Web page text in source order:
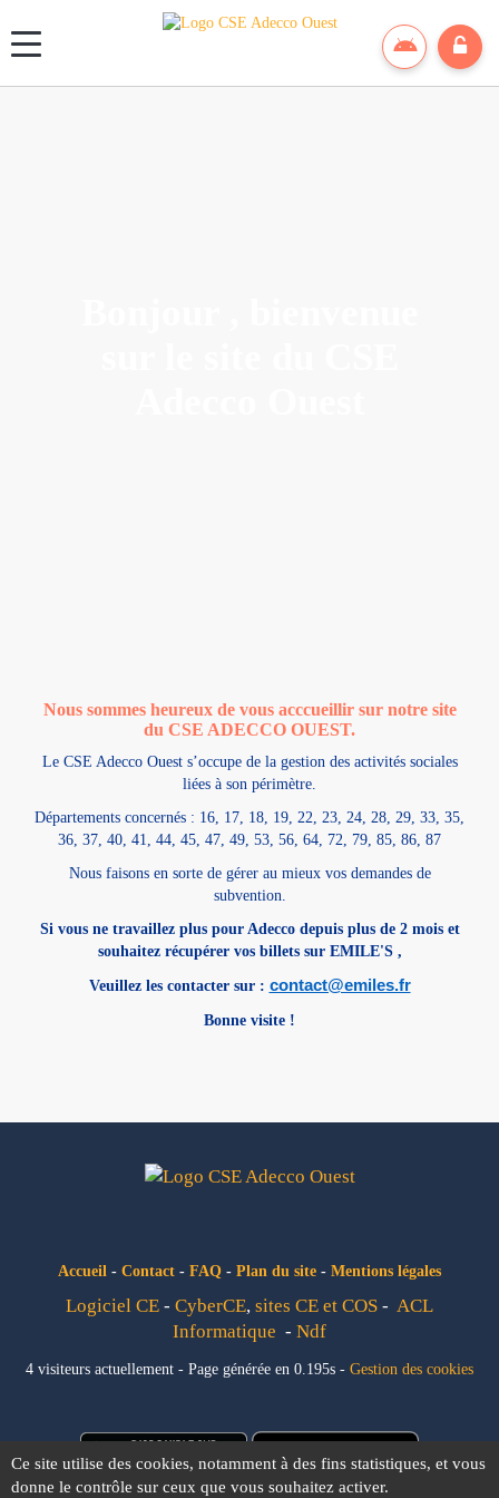
Nous sommes heureux de vous acccueillir sur notre site
du CSE ADECCO OUEST.
Le CSE Adecco Ouest s’occupe de la gestion des activités sociales
liées à son périmètre.
Départements concernés : 16, 17, 18, 19, 22, 23, 24, 28, 29, 33, 35,
36, 37, 40, 41, 44, 45, 47, 49, 53, 56, 64, 72, 79, 85, 86, 87
Nous faisons en sorte de gérer au mieux vos demandes de
subvention.
Si vous ne travaillez plus pour Adecco depuis plus de 2 mois et
souhaitez récupérer vos billets sur EMILE'S ,
Veuillez les contacter sur : contact@emiles.fr
Bonne visite !
Accueil - Contact - FAQ - Plan du site - Mentions légales
Logiciel CE - CyberCE, sites CE et COS - ACL
Informatique - Ndf
4 visiteurs actuellement - Page générée en 0.195s - Gestion des cookies
Panneau de gestion des cookies
Ce site utilise des cookies, notamment à des fins statistiques, et vous
donne le contrôle sur ceux que vous souhaitez activer.